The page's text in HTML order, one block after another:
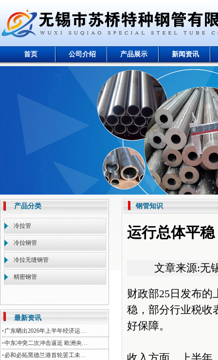
首页 公司介绍 产品展示 新闻资讯
产品分类
冷拉管
冷拉钢管
冷拉无缝钢管
精密钢管
最新资讯
广东晒出2026年上半年经济运…
中东冲突二次冲击逼近 欧洲央…
必和必拓黑德兰港首轮罢工未…
钢管知识
运行总体平
文章来源:无
财政部25日发布
稳，部分行业税收
好保障。